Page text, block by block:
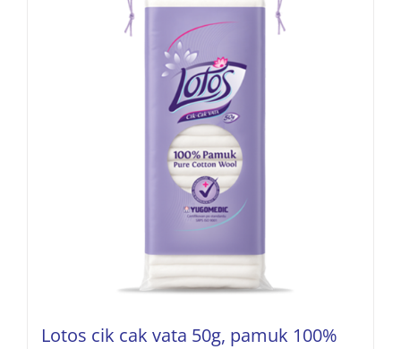
Lotos cik cak vata 50g, pamuk 100%